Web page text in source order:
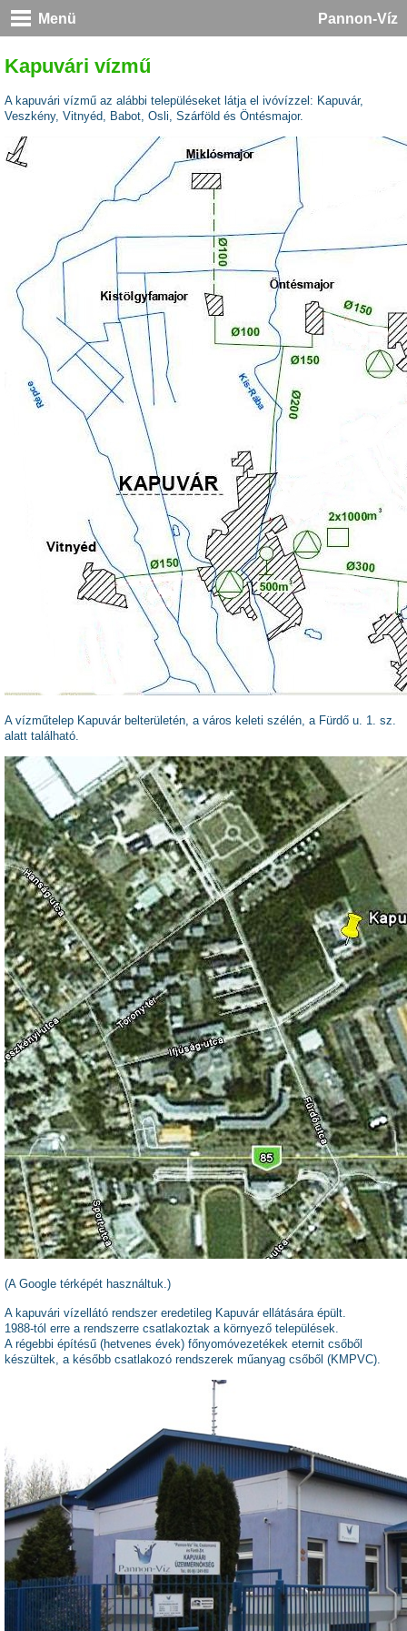
Menü Pannon-Víz
Kapuvári vízmű
A kapuvári vízmű az alábbi településeket látja el ivóvízzel: Kapuvár,
Veszkény, Vitnyéd, Babot, Osli, Szárföld és Öntésmajor.
A vízműtelep Kapuvár belterületén, a város keleti szélén, a Fürdő u. 1. sz.
alatt található.
(A Google térképét használtuk.)
A kapuvári vízellátó rendszer eredetileg Kapuvár ellátására épült.
1988-tól erre a rendszerre csatlakoztak a környező települések.
A régebbi építésű (hetvenes évek) főnyomóvezetékek eternit csőből
készültek, a később csatlakozó rendszerek műanyag csőből (KMPVC).